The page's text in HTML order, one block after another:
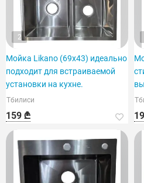
2
Мойка Likano (69x43) идеально
подходит для встраиваемой
установки на кухне.
Тбилиси
159 ₾